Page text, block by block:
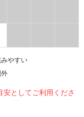
やすい
としてご利用くださ